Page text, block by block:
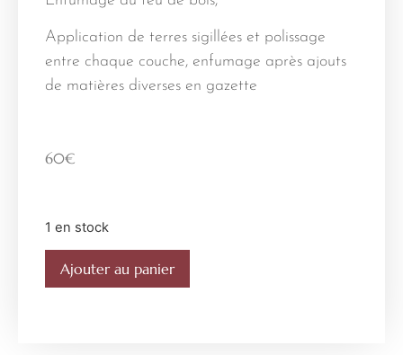
Application de terres sigillées et polissage
entre chaque couche, enfumage après ajouts
de matières diverses en gazette
60€
1 en stock
Ajouter au panier